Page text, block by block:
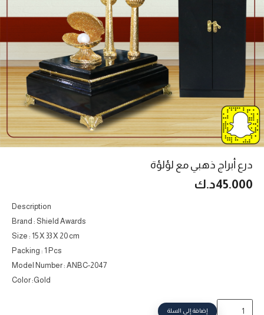
درع أبراج ذهبي مع لؤلؤة
45.000د.ك
Description
Brand : Shield Awards
Size : 15 X 33 X 20 cm
Packing : 1 Pcs
Model Number : ANBC-2047
Color :Gold
إضافة إلى السلة